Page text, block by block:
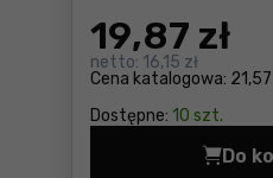
Cena katalogowa: 21,57
19,87 zł
netto: 16,15 zł
Dostępne: 10 szt.
Do